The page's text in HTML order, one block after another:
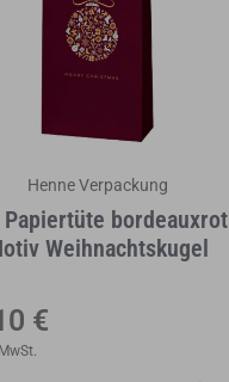
Henne Verpackung
bordeauxrot
Weihnachtskugel
€